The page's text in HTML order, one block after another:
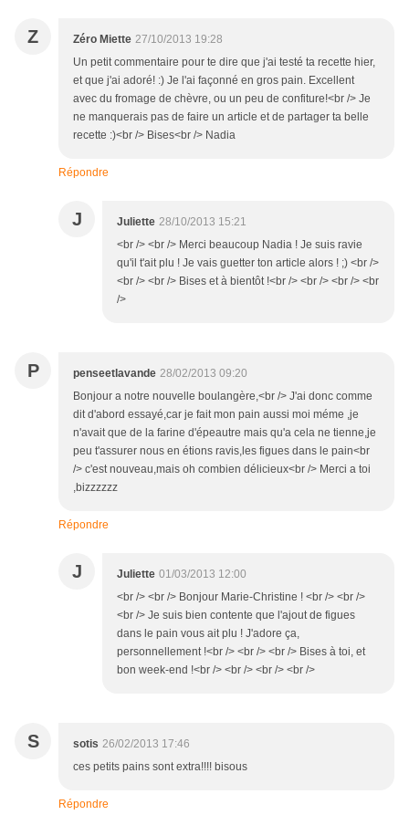
Z Zéro Miette 27/10/2013 19:28
Un petit commentaire pour te dire que j'ai testé ta recette hier,
et que j'ai adoré! :) Je l'ai façonné en gros pain. Excellent
avec du fromage de chèvre, ou un peu de confiture!<br /> Je
ne manquerais pas de faire un article et de partager ta belle
recette :)<br /> Bises<br /> Nadia
Répondre
J Juliette 28/10/2013 15:21
<br /> <br /> Merci beaucoup Nadia ! Je suis ravie
qu'il t'ait plu ! Je vais guetter ton article alors ! ;) <br />
<br /> <br /> Bises et à bientôt !<br /> <br /> <br /> <br
/>
P penseetlavande 28/02/2013 09:20
Bonjour a notre nouvelle boulangère,<br /> J'ai donc comme
dit d'abord essayé,car je fait mon pain aussi moi méme ,je
n'avait que de la farine d'épeautre mais qu'a cela ne tienne,je
peu t'assurer nous en étions ravis,les figues dans le pain<br
/> c'est nouveau,mais oh combien délicieux<br /> Merci a toi
,bizzzzzz
Répondre
J Juliette 01/03/2013 12:00
<br /> <br /> Bonjour Marie-Christine ! <br /> <br />
<br /> Je suis bien contente que l'ajout de figues
dans le pain vous ait plu ! J'adore ça,
personnellement !<br /> <br /> <br /> Bises à toi, et
bon week-end !<br /> <br /> <br /> <br />
S sotis 26/02/2013 17:46
ces petits pains sont extra!!!! bisous
Répondre